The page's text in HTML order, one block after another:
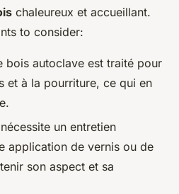
chaleureux et accueillant.
to consider:
bois autoclave est traité pour
et à la pourriture, ce qui en
un entretien
application de vernis ou de
son aspect et sa